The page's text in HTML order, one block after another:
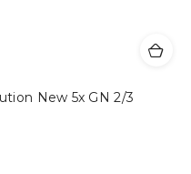
New 5x GN 2/3